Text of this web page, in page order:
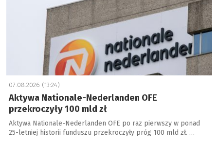
07.08.2026 (13:24)
Aktywa Nationale-Nederlanden OFE
przekroczyły 100 mld zł
Aktywa Nationale-Nederlanden OFE po raz pierwszy w ponad
25-letniej historii funduszu przekroczyły próg 100 mld zł. …